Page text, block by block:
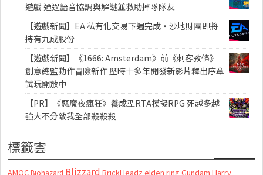
遊戲 通過語音協調與解謎並救助掉隊隊友
【遊戲新聞】EA 私有化交易下週完成・沙地財團即將
持有九成股份
【遊戲新聞】《1666: Amsterdam》前《刺客教條》
創意總監動作冒險新作 歷時十多年開發新影片釋出序章
試玩開放中
【PR】《惡魔夜瘋狂》養成型RTA模擬RPG 死越多越
強大不分敵我全部殺殺殺
標籤雲
AMOC Biohazard Blizzard BrickHeadz elden ring Gundam Harry